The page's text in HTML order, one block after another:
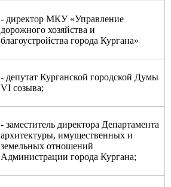
- директор МКУ «Управление
дорожного хозяйства и
благоустройства города Кургана»
- депутат Курганской городской Думы
VI созыва;
- заместитель директора Департамента
архитектуры, имущественных и
земельных отношений
Администрации города Кургана;